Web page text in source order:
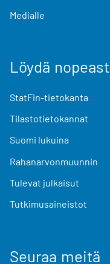
Medialle
Löydä
StatFin-tietokanta
Tilastotietokannat
Suomi lukuina
Rahanarvonmuunnin
Tulevat julkaisut
Tutkimusaineistot
Seuraa meitä